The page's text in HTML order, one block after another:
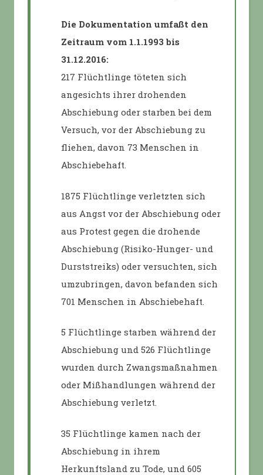
Die Dokumentation umfaßt den
Zeitraum vom 1.1.1993 bis
31.12.2016:
217 Flüchtlinge töteten sich
angesichts ihrer drohenden
Abschiebung oder starben bei dem
Versuch, vor der Abschiebung zu
fliehen, davon 73 Menschen in
Abschiebehaft.
1875 Flüchtlinge verletzten sich
aus Angst vor der Abschiebung oder
aus Protest gegen die drohende
Abschiebung (Risiko-Hunger- und
Durststreiks) oder versuchten, sich
umzubringen, davon befanden sich
701 Menschen in Abschiebehaft.
5 Flüchtlinge starben während der
Abschiebung und 526 Flüchtlinge
wurden durch Zwangsmaßnahmen
oder Mißhandlungen während der
Abschiebung verletzt.
35 Flüchtlinge kamen nach der
Abschiebung in ihrem
Herkunftsland zu Tode, und 605